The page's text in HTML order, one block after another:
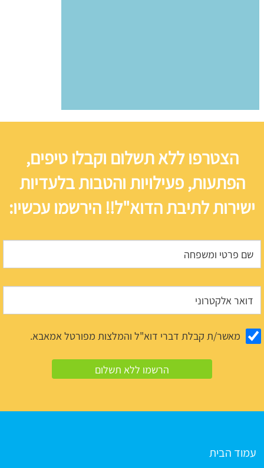
הצטרפו ללא תשלום וקבלו טיפים,
הפתעות, פעילויות והטבות בלעדיות
ישירות לתיבת הדוא"ל!! הירשמו עכשיו:
מאשר/ת קבלת דברי דוא"ל והמלצות מפורטל אמאבא.
עמוד הבית